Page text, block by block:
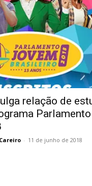
relação de
- 11 de junho de 2018